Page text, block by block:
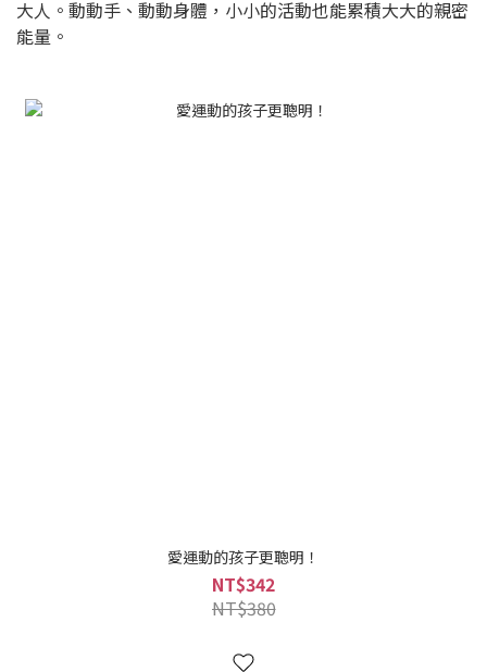
大人。動動手、動動身體，小小的活動也能累積大大的親密
能量。
愛運動的孩子更聰明！
NT$342
NT$380